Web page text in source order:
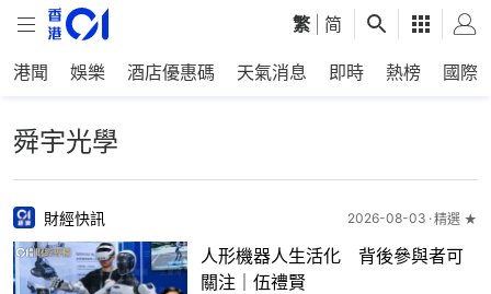
繁 简
港聞 娛樂 酒店優惠碼 天氣消息 即時 熱榜 國際
舜宇光學
財經快訊 2026-08-03 精選 ★
人形機器人生活化 背後參與者可
關注｜伍禮賢